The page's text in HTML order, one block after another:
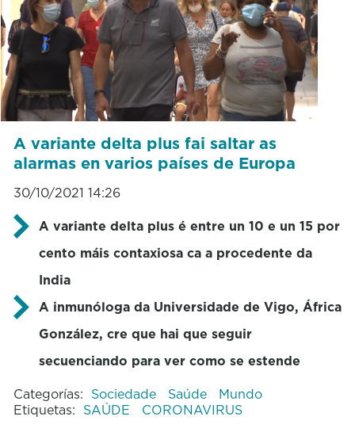
A variante delta plus fai saltar as
alarmas en varios países de Europa
30/10/2021 14:26
A variante delta plus é entre un 10 e un 15 por
cento máis contaxiosa ca a procedente da
India
A inmunóloga da Universidade de Vigo, África
González, cre que hai que seguir
secuenciando para ver como se estende
Categorías: Sociedade Saúde
Mundo
Etiquetas: SAÚDE CORONAVIRUS